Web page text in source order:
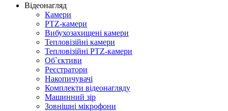
Відеонагляд
Камери
PTZ-камери
Вибухозахищені камери
Тепловізійні камери
Тепловізійні PTZ-камери
Об`єктиви
Реєстратори
Накопичувачі
Комплекти відеонагляду
Машинний зір
Зовнішні мікрофони